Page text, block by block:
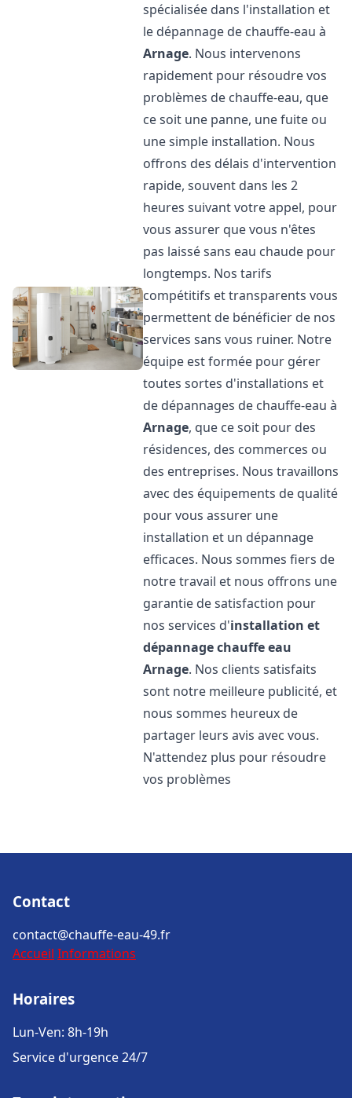
spécialisée dans l'installation et
le dépannage de chauffe-eau à
Arnage. Nous intervenons
rapidement pour résoudre vos
problèmes de chauffe-eau, que
ce soit une panne, une fuite ou
une simple installation. Nous
offrons des délais d'intervention
rapide, souvent dans les 2
heures suivant votre appel, pour
vous assurer que vous n'êtes
pas laissé sans eau chaude pour
longtemps. Nos tarifs
compétitifs et transparents vous
permettent de bénéficier de nos
services sans vous ruiner. Notre
équipe est formée pour gérer
toutes sortes d'installations et
de dépannages de chauffe-eau à
Arnage, que ce soit pour des
résidences, des commerces ou
des entreprises. Nous travaillons
avec des équipements de qualité
pour vous assurer une
installation et un dépannage
efficaces. Nous sommes fiers de
notre travail et nous offrons une
garantie de satisfaction pour
nos services d'installation et
dépannage chauffe eau
Arnage. Nos clients satisfaits
sont notre meilleure publicité, et
nous sommes heureux de
partager leurs avis avec vous.
N'attendez plus pour résoudre
vos problèmes
Contact
contact@chauffe-eau-49.fr
Accueil Informations
Horaires
Lun-Ven: 8h-19h
Service d'urgence 24/7